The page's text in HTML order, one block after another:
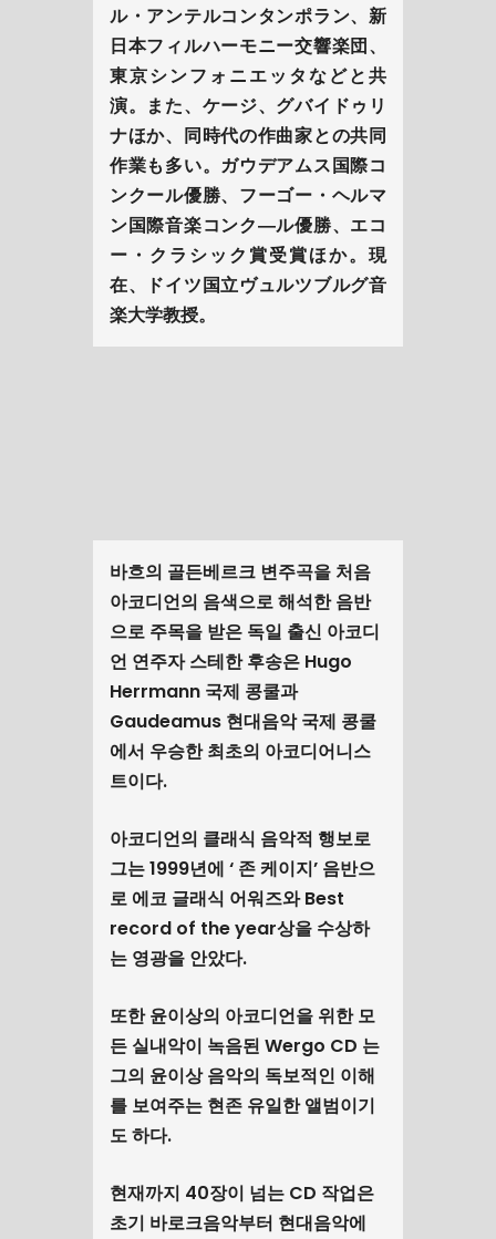
ル・アンテルコンタンポラン、新
日本フィルハーモニー交響楽団、
東京シンフォニエッタなどと共
演。また、ケージ、グバイドゥリ
ナほか、同時代の作曲家との共同
作業も多い。ガウデアムス国際コ
ンクール優勝、フーゴー・ヘルマ
ン国際音楽コンク―ル優勝、エコ
ー・クラシック賞受賞ほか。現
在、ドイツ国立ヴュルツブルグ音
楽大学教授。
바흐의 골든베르크 변주곡을 처음
아코디언의 음색으로 해석한 음반
으로 주목을 받은 독일 출신 아코디
언 연주자 스테한 후송은 Hugo
Herrmann 국제 콩쿨과
Gaudeamus 현대음악 국제 콩쿨
에서 우승한 최초의 아코디어니스
트이다.
아코디언의 클래식 음악적 행보로
그는 1999년에 ‘ 존 케이지’ 음반으
로 에코 글래식 어워즈와 Best
record of the year상을 수상하
는 영광을 안았다.
또한 윤이상의 아코디언을 위한 모
든 실내악이 녹음된 Wergo CD 는
그의 윤이상 음악의 독보적인 이해
를 보여주는 현존 유일한 앨범이기
도 하다.
현재까지 40장이 넘는 CD 작업은
초기 바로크음악부터 현대음악에